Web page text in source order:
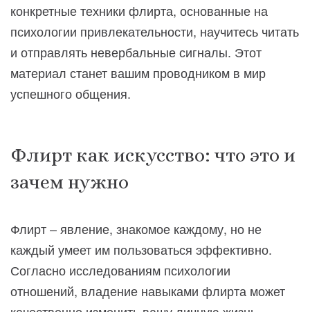
конкретные техники флирта, основанные на
психологии привлекательности, научитесь читать
и отправлять невербальные сигналы. Этот
материал станет вашим проводником в мир
успешного общения.
Флирт как искусство: что это и
зачем нужно
Флирт – явление, знакомое каждому, но не
каждый умеет им пользоваться эффективно.
Согласно исследованиям психологии
отношений, владение навыками флирта может